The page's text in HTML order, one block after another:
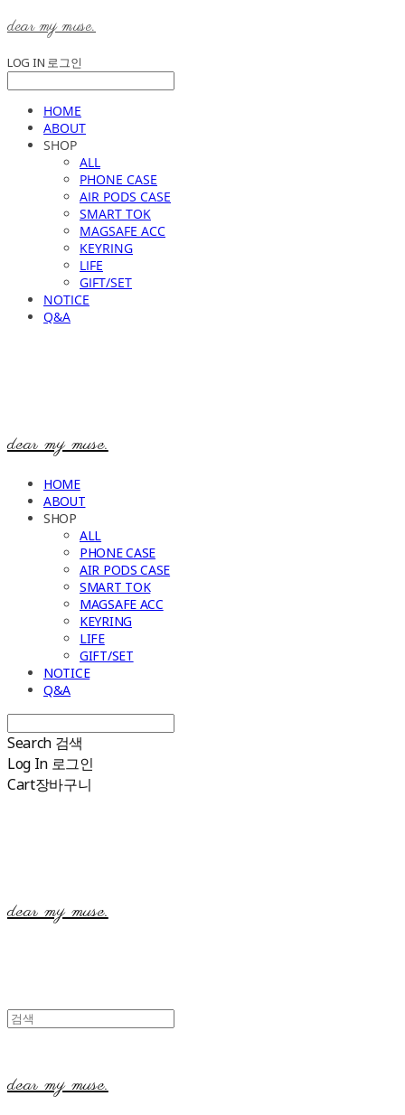
dear my muse.
LOG IN 로그인
HOME
ABOUT
SHOP
ALL
PHONE CASE
AIR PODS CASE
SMART TOK
MAGSAFE ACC
KEYRING
LIFE
GIFT/SET
NOTICE
Q&A
dear my muse.
HOME
ABOUT
SHOP
ALL
PHONE CASE
AIR PODS CASE
SMART TOK
MAGSAFE ACC
KEYRING
LIFE
GIFT/SET
NOTICE
Q&A
Search 검색
Log In 로그인
Cart장바구니
dear my muse.
dear my muse.